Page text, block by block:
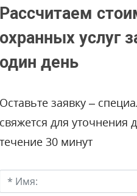
Рассчитаем
охранных услуг
один день
Оставьте заявку –
свяжется для уточнения
течение 30 минут